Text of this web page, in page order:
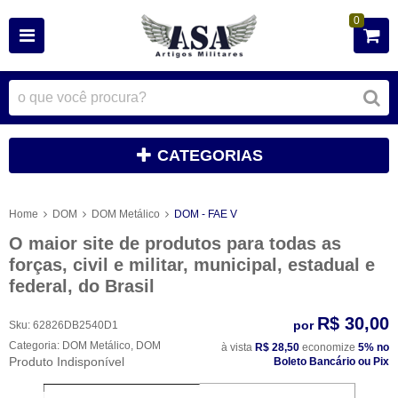
0
CATEGORIAS
Home DOM DOM Metálico DOM - FAE V
O maior site de produtos para todas as
forças, civil e militar, municipal, estadual e
federal, do Brasil
Sku: 62826DB2540D1
Categoria: DOM Metálico DOM
Produto Indisponível
por R$ 30,00
à vista R$ 28,50 economize 5% no
Boleto Bancário ou Pix